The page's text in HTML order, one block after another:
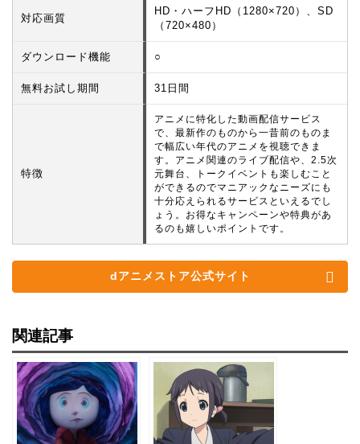
対応画質
HD・ハーフHD（1280×720）、SD
（720×480）
ダウンロード機能 ○
無料お試し期間 31日間
特徴
アニメに特化した動画配信サービス
で、最新作のものから一昔前のものま
で幅広い年代のアニメを視聴できま
す。アニメ関連のライブ配信や、2.5次
元舞台、トークイベントも楽しむこと
ができるのでマニアックなニーズにも
十分応えられるサービスといえるでし
ょう。お得なキャンペーンや特典があ
るのも嬉しいポイントです。
dアニメストア公式サイト
関連記事